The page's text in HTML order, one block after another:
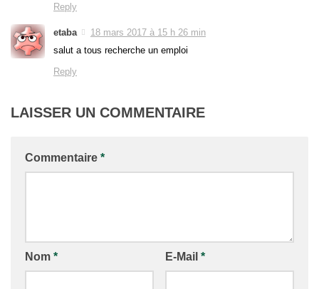
Reply
etaba
18 mars 2017 à 15 h 26 min
salut a tous recherche un emploi
Reply
LAISSER UN COMMENTAIRE
Commentaire *
Nom * E-Mail *